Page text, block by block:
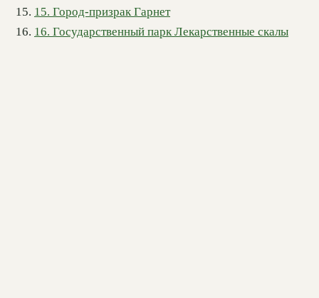
15. Город-призрак Гарнет
16. Государственный парк Лекарственные скалы